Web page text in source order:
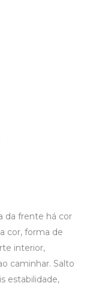
da frente há cor
cor, forma de
interior,
caminhar. Salto
estabilidade,